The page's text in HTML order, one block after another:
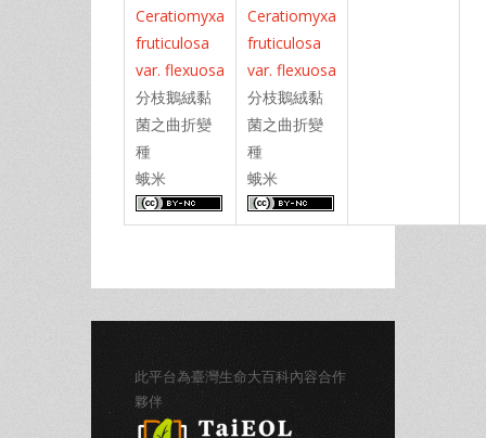
Ceratiomyxa
fruticulosa
var. flexuosa
分枝鵝絨黏
菌之曲折變
種
蛾米
Ceratiomyxa
fruticulosa
var. flexuosa
分枝鵝絨黏
菌之曲折變
種
蛾米
此平台為臺灣生命大百科內容合作
夥伴